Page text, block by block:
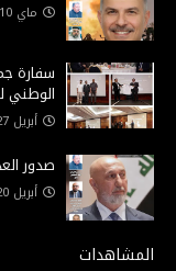
ماي 10, 2026
سفارة
الوطني
أبريل 27, 2026
صدور العدد 181 لصحيفة الحدث
أبريل 20, 2026
المشاهدات